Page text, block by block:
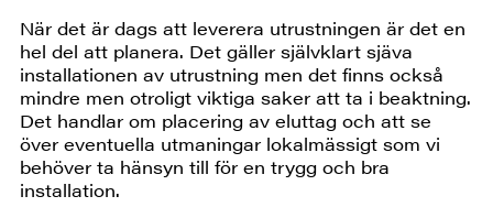
När det är dags att leverera utrustningen är det en
hel del att planera. Det gäller självklart sjäva
installationen av utrustning men det finns också
mindre men otroligt viktiga saker att ta i beaktning.
Det handlar om placering av eluttag och att se
över eventuella utmaningar lokalmässigt som vi
behöver ta hänsyn till för en trygg och bra
installation.